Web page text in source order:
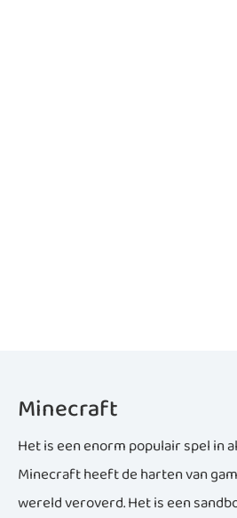
Minecraft
Het is een enorm populair spel in
Minecraft heeft de harten van
wereld veroverd. Het is een